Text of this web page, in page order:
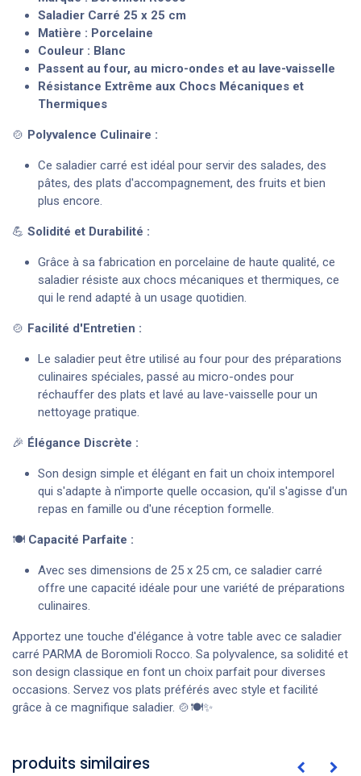
Saladier Carré 25 x 25 cm
Matière : Porcelaine
Couleur : Blanc
Passent au four, au micro-ondes et au lave-vaisselle
Résistance Extrême aux Chocs Mécaniques et
Thermiques
🍲 Polyvalence Culinaire :
Ce saladier carré est idéal pour servir des salades, des
pâtes, des plats d'accompagnement, des fruits et bien
plus encore.
💪 Solidité et Durabilité :
Grâce à sa fabrication en porcelaine de haute qualité, ce
saladier résiste aux chocs mécaniques et thermiques, ce
qui le rend adapté à un usage quotidien.
🍲 Facilité d'Entretien :
Le saladier peut être utilisé au four pour des préparations
culinaires spéciales, passé au micro-ondes pour
réchauffer des plats et lavé au lave-vaisselle pour un
nettoyage pratique.
🎉 Élégance Discrète :
Son design simple et élégant en fait un choix intemporel
qui s'adapte à n'importe quelle occasion, qu'il s'agisse d'un
repas en famille ou d'une réception formelle.
🍽️ Capacité Parfaite :
Avec ses dimensions de 25 x 25 cm, ce saladier carré
offre une capacité idéale pour une variété de préparations
culinaires.
Apportez une touche d'élégance à votre table avec ce saladier
carré PARMA de Boromioli Rocco. Sa polyvalence, sa solidité et
son design classique en font un choix parfait pour diverses
occasions. Servez vos plats préférés avec style et facilité
grâce à ce magnifique saladier. 🍲🍽️✨
produits similaires